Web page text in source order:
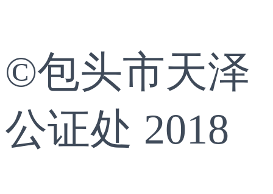
©包头市天泽
公证处 2018